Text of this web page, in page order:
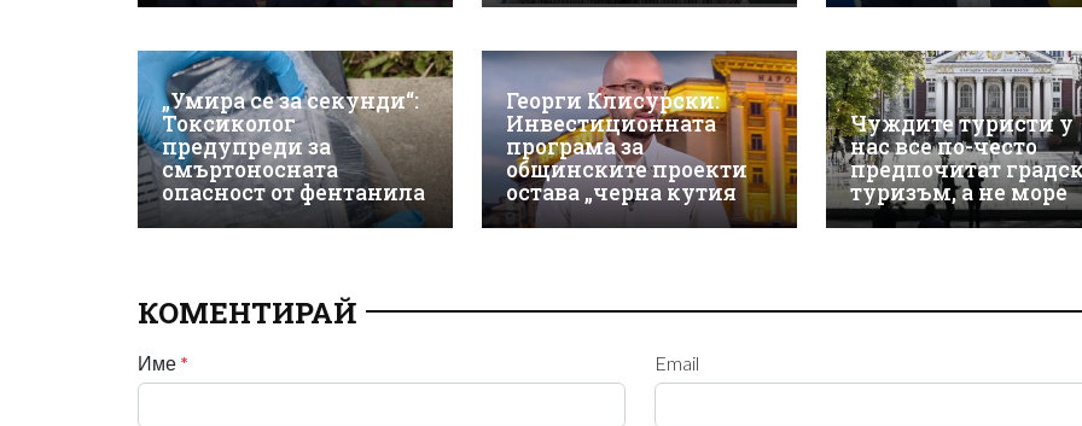
„Умира се за секунди“:
Токсиколог
предупреди за
смъртоносната
опасност от фентанила
Георги Клисурски:
Инвестиционната
програма за
общинските проекти
остава „черна кутия
Чуждите туристи у
нас все по-често
предпочитат
туризъм, а не море
КОМЕНТИРАЙ
Име * Email